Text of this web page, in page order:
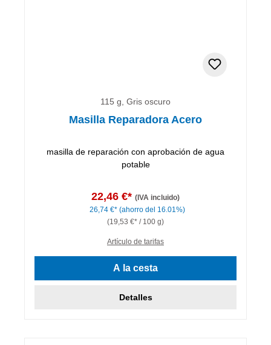
115 g, Gris oscuro
Masilla Reparadora Acero
masilla de reparación con aprobación de agua
potable
22,46 €* (IVA incluido)
26,74 €* (ahorro del 16.01%)
(19,53 €* / 100 g)
Artículo de tarifas
A la cesta
Detalles